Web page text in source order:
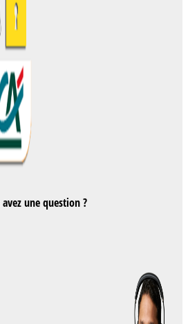
avez une question ?